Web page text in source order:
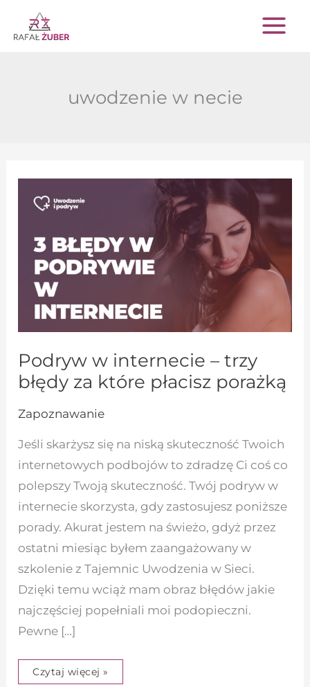
Przejdź
do
uwodzenie w necie
Podryw w internecie – trzy
błędy za które płacisz porażką
Zapoznawanie
Jeśli skarżysz się na niską skuteczność Twoich
internetowych podbojów to zdradzę Ci coś co
polepszy Twoją skuteczność. Twój podryw w
internecie skorzysta, gdy zastosujesz poniższe
porady. Akurat jestem na świeżo, gdyż przez
ostatni miesiąc byłem zaangażowany w
szkolenie z Tajemnic Uwodzenia w Sieci.
Dzięki temu wciąż mam obraz błędów jakie
najczęściej popełniali moi podopieczni.
Pewne […]
Podryw
internecie
–
za
które
płacisz
porażką
Czytaj więcej »